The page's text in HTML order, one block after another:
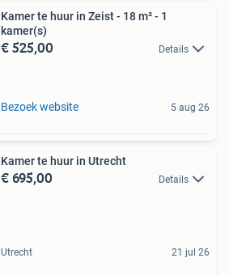
Kamer te huur in Zeist - 18 m² - 1
kamer(s)
€ 525,00 Details
Bezoek website 5 aug 26
Kamer te huur in Utrecht
€ 695,00 Details
Utrecht 21 jul 26